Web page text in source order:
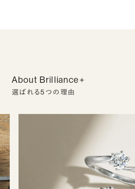
About Brilliance+
選ばれる5つの理由